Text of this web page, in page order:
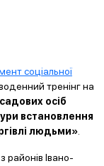
соціальної
тренінг на
осіб
встановлення
людьми»
районів Івано-